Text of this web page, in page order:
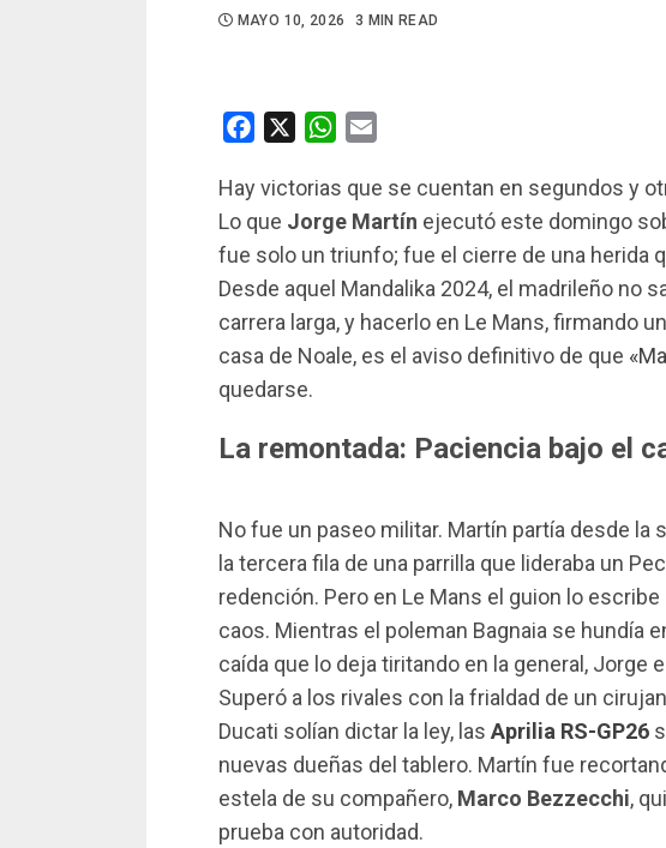
MAYO 10, 2026 3 MIN READ
Facebook WhatsApp
Hay victorias que se cuentan en segundos y
Lo que Jorge Martín ejecutó este domingo
fue solo un triunfo; fue el cierre de una herida
Desde aquel Mandalika 2024, el madrileño no
carrera larga, y hacerlo en Le Mans, firmando
casa de Noale, es el aviso definitivo de que
quedarse.
La remontada: Paciencia bajo el
No fue un paseo militar. Martín partía desde la
la tercera fila de una parrilla que lideraba un
redención. Pero en Le Mans el guion lo
caos. Mientras el poleman Bagnaia se hundía
caída que lo deja tiritando en la general, Jorge
Superó a los rivales con la frialdad de un
Ducati solían dictar la ley, las Aprilia RS-GP26
nuevas dueñas del tablero. Martín fue
estela de su compañero, Marco Bezzecchi,
prueba con autoridad.